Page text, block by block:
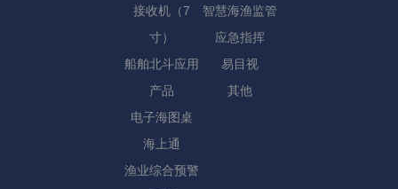
接收机（7
寸）
船舶北斗应用
产品
电子海图桌
海上通
渔业综合预警
智慧海渔监管
应急指挥
易目视
其他